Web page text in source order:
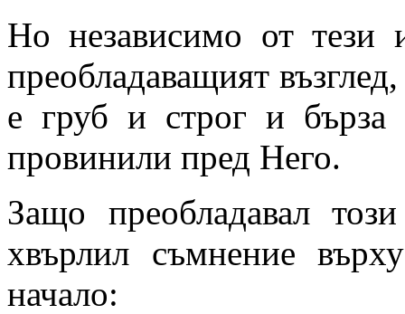
Но независимо от тези
преобладаващият
е груб и строг и бърза
провинили пред Него.
Защо преобладавал
хвърлил съмнение
начало: